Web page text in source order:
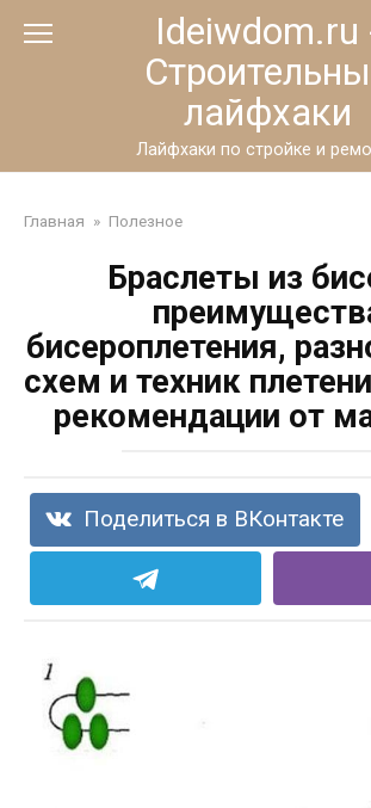
Ideiwdom.ru
лайфхаки
Лайфхаки по стройке и
Главная » Полезное
Браслеты из
бисероплетения,
схем и техник
рекомендации от
Поделиться в ВКонтакте